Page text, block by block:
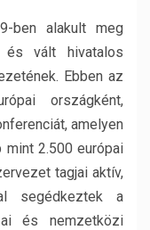
ben alakult meg
és vált hivatalos
Ebben az
országként,
amelyen
mint 2.500 európai
tagjai aktív,
segédkeztek a
és nemzetközi